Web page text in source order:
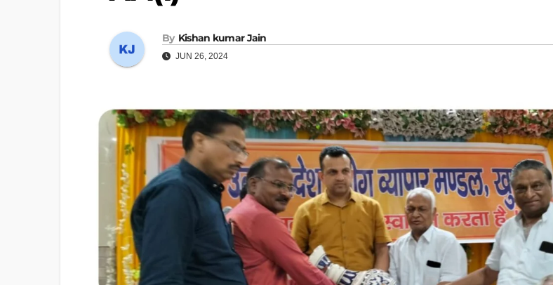
By Kishan kumar Jain
JUN 26, 2024